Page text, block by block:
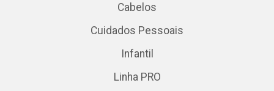
Cabelos
Cuidados Pessoais
Infantil
Linha PRO